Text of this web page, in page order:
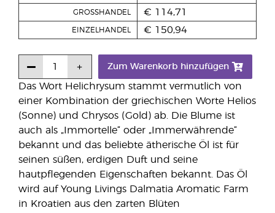
Das Wort Helichrysum stammt vermutlich von
einer Kombination der griechischen Worte Helios
(Sonne) und Chrysos (Gold) ab. Die Blume ist
auch als „Immortelle“ oder „Immerwährende“
bekannt und das beliebte ätherische Öl ist für
seinen süßen, erdigen Duft und seine
hautpflegenden Eigenschaften bekannt. Das Öl
wird auf Young Livings Dalmatia Aromatic Farm
in Kroatien aus den zarten Blüten
GROSSHANDEL € 114,71
EINZELHANDEL € 150,94
Zum Warenkorb hinzufügen